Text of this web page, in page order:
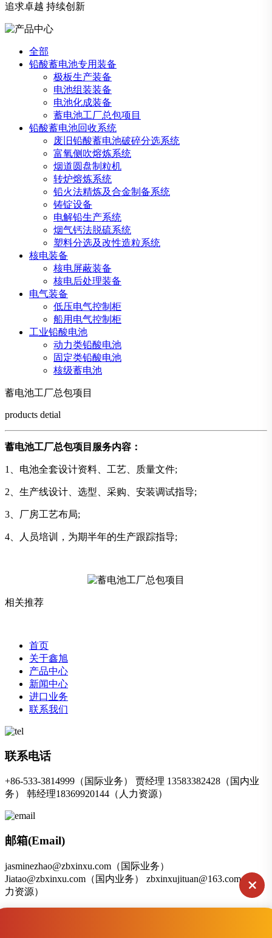
追求卓越 持续创新
全部
铅酸蓄电池专用装备
极板生产装备
电池组装装备
电池化成装备
蓄电池工厂总包项目
铅酸蓄电池回收系统
废旧铅酸蓄电池破碎分选系统
富氧侧吹熔炼系统
烟道圆盘制粒机
转炉熔炼系统
铅火法精炼及合金制备系统
铸锭设备
电解铅生产系统
烟气钙法脱硫系统
塑料分选及改性造粒系统
核电装备
核电屏蔽装备
核电后处理装备
电气装备
低压电气控制柜
船用电气控制柜
工业铅酸电池
动力类铅酸电池
固定类铅酸电池
核级蓄电池
蓄电池工厂总包项目
products detial
蓄电池工厂总包项目服务内容：
1、电池全套设计资料、工艺、质量文件;
2、生产线设计、选型、采购、安装调试指导;
3、厂房工艺布局;
4、人员培训，为期半年的生产跟踪指导;
相关推荐
首页
关于鑫旭
产品中心
新闻中心
进口业务
联系我们
联系电话
+86-533-3814999（国际业务） 贾经理 13583382428（国内业
务） 韩经理18369920144（人力资源）
邮箱(Email)
jasminezhao@zbxinxu.com（国际业务）
Jiatao@zbxinxu.com（国内业务） zbxinxujituan@163.com（人
力资源）